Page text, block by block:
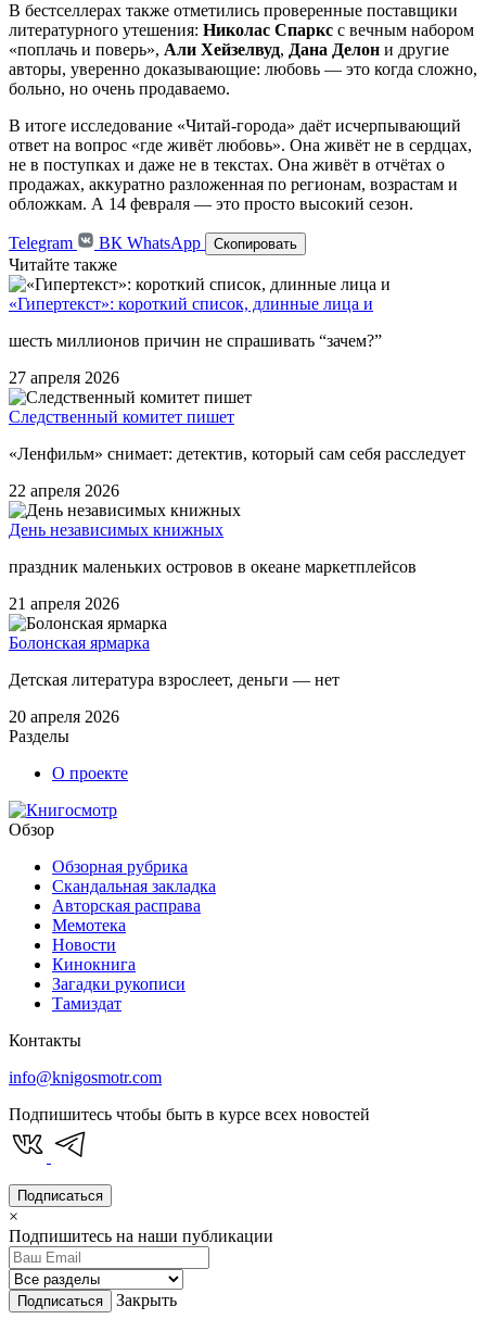
В бестселлерах также отметились проверенные поставщики
литературного утешения: Николас Спаркс с вечным набором
«поплачь и поверь», Али Хейзелвуд, Дана Делон и другие
авторы, уверенно доказывающие: любовь — это когда сложно,
больно, но очень продаваемо.
В итоге исследование «Читай-города» даёт исчерпывающий
ответ на вопрос «где живёт любовь». Она живёт не в сердцах,
не в поступках и даже не в текстах. Она живёт в отчётах о
продажах, аккуратно разложенная по регионам, возрастам и
обложкам. А 14 февраля — это просто высокий сезон.
Telegram ВК WhatsApp Скопировать
Читайте также
«Гипертекст»: короткий список, длинные лица и
шесть миллионов причин не спрашивать “зачем?”
27 апреля 2026
Следственный комитет пишет
«Ленфильм» снимает: детектив, который сам себя расследует
22 апреля 2026
День независимых книжных
праздник маленьких островов в океане маркетплейсов
21 апреля 2026
Болонская ярмарка
Детская литература взрослеет, деньги — нет
20 апреля 2026
Разделы
О проекте
Обзор
Обзорная рубрика
Скандальная закладка
Авторская расправа
Мемотека
Новости
Кинокнига
Загадки рукописи
Тамиздат
Контакты
info@knigosmotr.com
Подпишитесь чтобы быть в курсе всех новостей
Подписаться
×
Подпишитесь на наши публикации
Подписаться Закрыть